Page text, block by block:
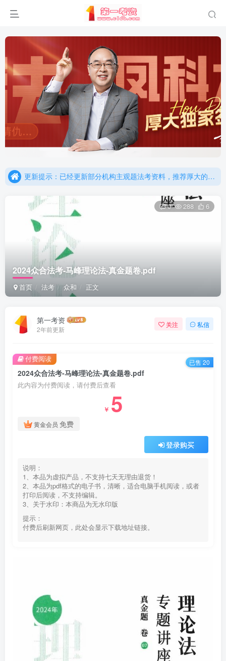
重要通知：因网站调整，现已经关闭手机号登录，请手机注册用户及时添加客服微信（微信号：dykz180），客服会协助将登陆方式更改为邮箱登录！
更新提示：已经更新部分机构主观题法考资料，推荐厚大的考点清单，高清版，特别适合学习！
更新提示：已经更新部分机构主观题法考资料，推荐厚大的考点清单，高清版，特别适合学习！
2024众合法考-马峰理论法-真金题卷.pdf
首页 法考 众和 正文
0 288 6
第一考资
2年前更新
关注 私信
2024众合法考-马峰理论法-真金题卷.pdf
此内容为付费阅读，请付费后查看
￥ 5
黄金会员 免费
登录购买
说明：
1、本品为虚拟产品，不支持七天无理由退货！
2、本品为pdf格式的电子书，清晰，适合电脑手机阅读，或者
打印后阅读，不支持编辑。
3、关于水印：本商品为无水印版
提示：
付费后刷新网页，此处会显示下载地址链接。
付费阅读 已售 20